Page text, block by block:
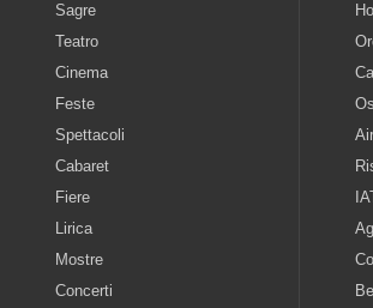
Sagre
Teatro
Cinema
Feste
Spettacoli
Cabaret
Fiere
Lirica
Mostre
Concerti